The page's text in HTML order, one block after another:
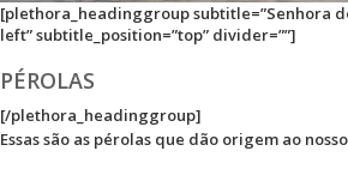
[plethora_headinggroup subtitle=”Senhora
left” subtitle_position=”top” divider=””]
PÉROLAS
[/plethora_headinggroup]
Essas são as pérolas que dão origem ao